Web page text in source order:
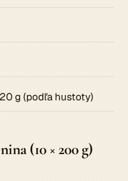
g (podľa hustoty)
(10 × 200 g)